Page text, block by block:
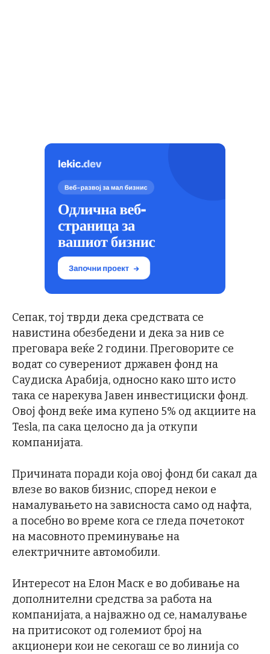
Сепак, тој тврди дека средствата се
навистина обезбедени и дека за нив се
преговара веќе 2 години. Преговорите се
водат со суверениот државен фонд на
Саудиска Арабија, односно како што исто
така се нарекува Јавен инвестициски фонд.
Овој фонд веќе има купено 5% од акциите на
Tesla, па сака целосно да ја откупи
компанијата.
Причината поради која овој фонд би сакал да
влезе во ваков бизнис, според некои е
намалувањето на зависноста само од нафта,
а посебно во време кога се гледа почетокот
на масовното преминување на
електричните автомобили.
Интересот на Елон Маск е во добивање на
дополнителни средства за работа на
компанијата, а најважно од се, намалување
на притисокот од големиот број на
акционери кои не секогаш се во линија со